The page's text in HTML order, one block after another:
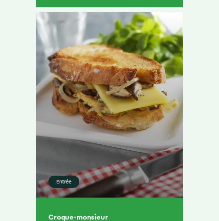
Entrée
Croque-monsieur